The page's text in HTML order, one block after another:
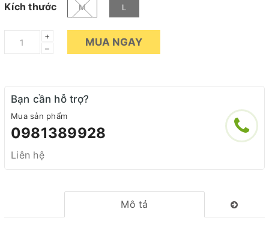
Kích thước M L
+
–
MUA NGAY
Bạn cần hỗ trợ?
Mua sản phẩm
0981389928
Liên hệ
Mô tả